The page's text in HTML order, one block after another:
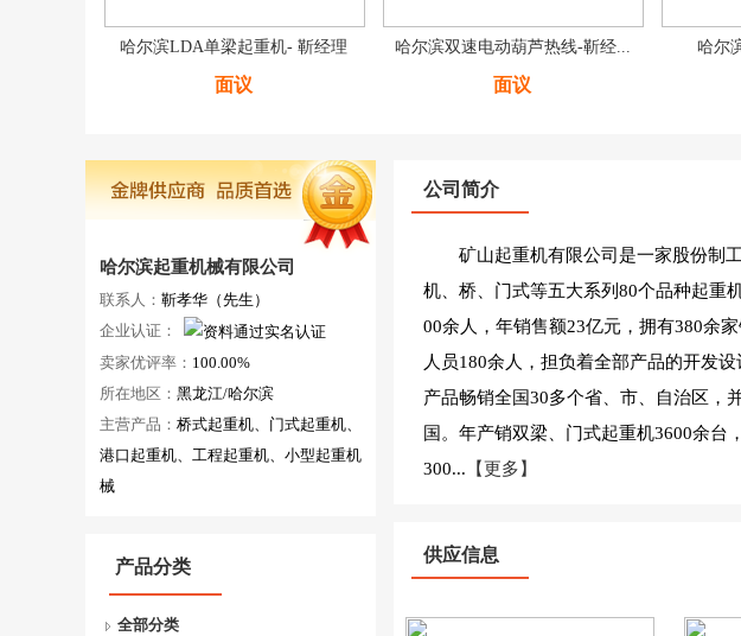
哈尔滨LDA单梁起重机- 靳经理
面议
哈尔滨双速电动葫芦热线-靳经...
面议
哈尔
哈尔滨起重机械有限公司
联系人： 靳孝华（先生）
企业认证：
卖家优评率： 100.00%
所在地区： 黑龙江/哈尔滨
主营产品： 桥式起重机、门式起重机、
港口起重机、工程起重机、小型起重机
械
产品分类
全部分类
公司简介
矿山起重机有限公司是一家股份制
机、桥、门式等五大系列80个品种起重
00余人，年销售额23亿元，拥有380余
人员180余人，担负着全部产品的开发
产品畅销全国30多个省、市、自治区，
国。年产销双梁、门式起重机3600余台
300... 【更多】
供应信息